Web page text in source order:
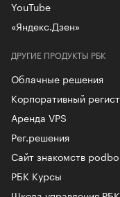
ДРУГИЕ ПРОДУКТЫ РБК
Облачные решения
Корпоративный
Аренда VPS
Рег.решения
Сайт знакомств
РБК Курсы
YouTube
«Яндекс.Дзен»